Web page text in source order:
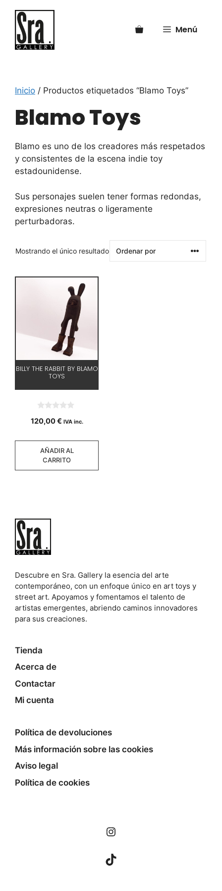
contenido
Menú
Inicio / Productos etiquetados “Blamo Toys”
Blamo Toys
Blamo es uno de los creadores más respetados
y consistentes de la escena indie toy
estadounidense.
Sus personajes suelen tener formas redondas,
expresiones neutras o ligeramente
perturbadoras.
Mostrando el único resultado
BILLY THE RABBIT BY BLAMO
TOYS
d
120,00€ IVA inc.
AÑADIR AL
CARRITO
Descubre en Sra. Gallery la esencia del arte
contemporáneo, con un enfoque único en art toys y
street art. Apoyamos y fomentamos el talento de
artistas emergentes, abriendo caminos innovadores
para sus creaciones.
Tienda
Acerca de
Contactar
Mi cuenta
Política de devoluciones
Más información sobre las cookies
Aviso legal
Política de cookies
Instagram
TikTok